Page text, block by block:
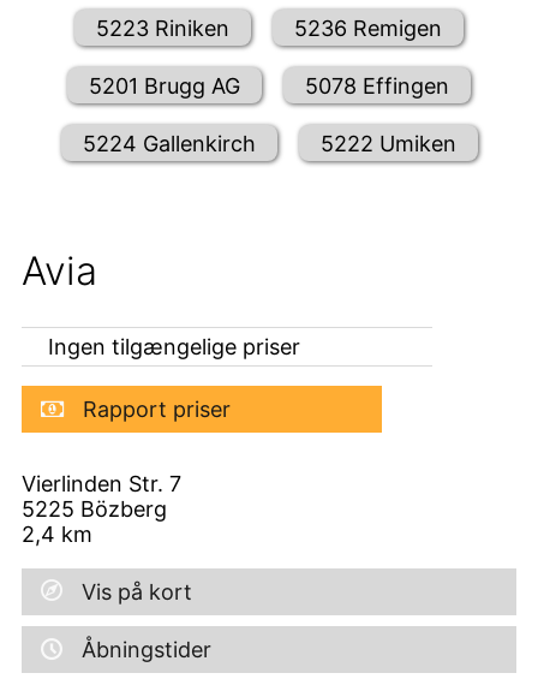
5223 Riniken 5236 Remigen
5201 Brugg AG 5078 Effingen
5224 Gallenkirch 5222 Umiken
Avia
Ingen tilgængelige priser
Rapport priser
Vierlinden Str. 7
5225 Bözberg
2,4 km
Vis på kort
Åbningstider